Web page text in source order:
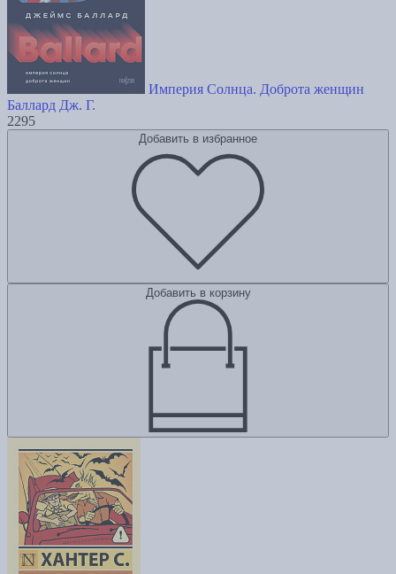
Империя Солнца. Доброта женщин
Баллард Дж. Г.
2295
Добавить в избранное
Добавить в корзину